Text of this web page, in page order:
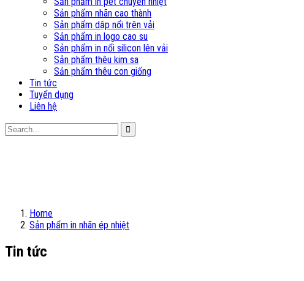
Sản phẩm nhãn cao thành
Sản phẩm dập nổi trên vải
Sản phẩm in logo cao su
Sản phẩm in nổi silicon lên vải
Sản phẩm thêu kim sa
Sản phẩm thêu con giống
Tin tức
Tuyển dụng
Liên hệ
Home
Sản phẩm in nhãn ép nhiệt
Tin tức